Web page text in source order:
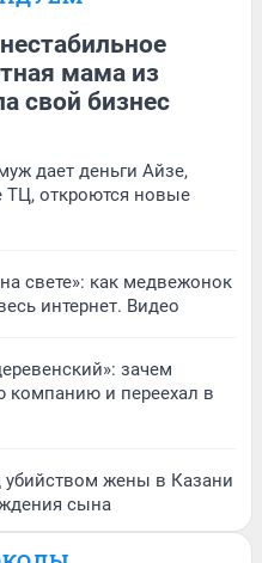
мама из
свой бизнес
дает деньги Айзе,
ТЦ, откроются новые
свете»: как медвежонок
интернет. Видео
зачем
компанию и переехал в
убийством жены в Казани
сына